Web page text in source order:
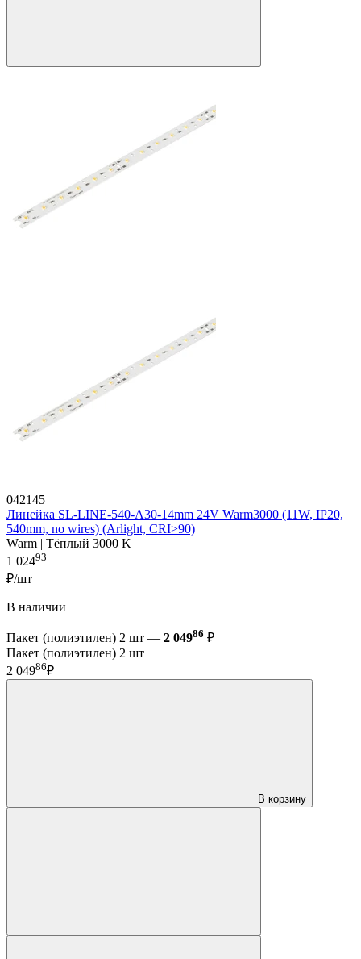
042145
Линейка SL-LINE-540-A30-14mm 24V Warm3000 (11W, IP20,
540mm, no wires) (Arlight, CRI>90)
Warm | Тёплый 3000 K
1 02493
₽/шт
В наличии
Пакет (полиэтилен) 2 шт — 2 04986 ₽
Пакет (полиэтилен) 2 шт
2 04986₽
В корзину